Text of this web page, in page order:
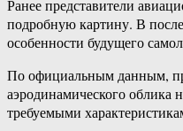
Ранее представители
подробную картину. В
особенности будущего
По официальным данным,
аэродинамического облика
требуемыми